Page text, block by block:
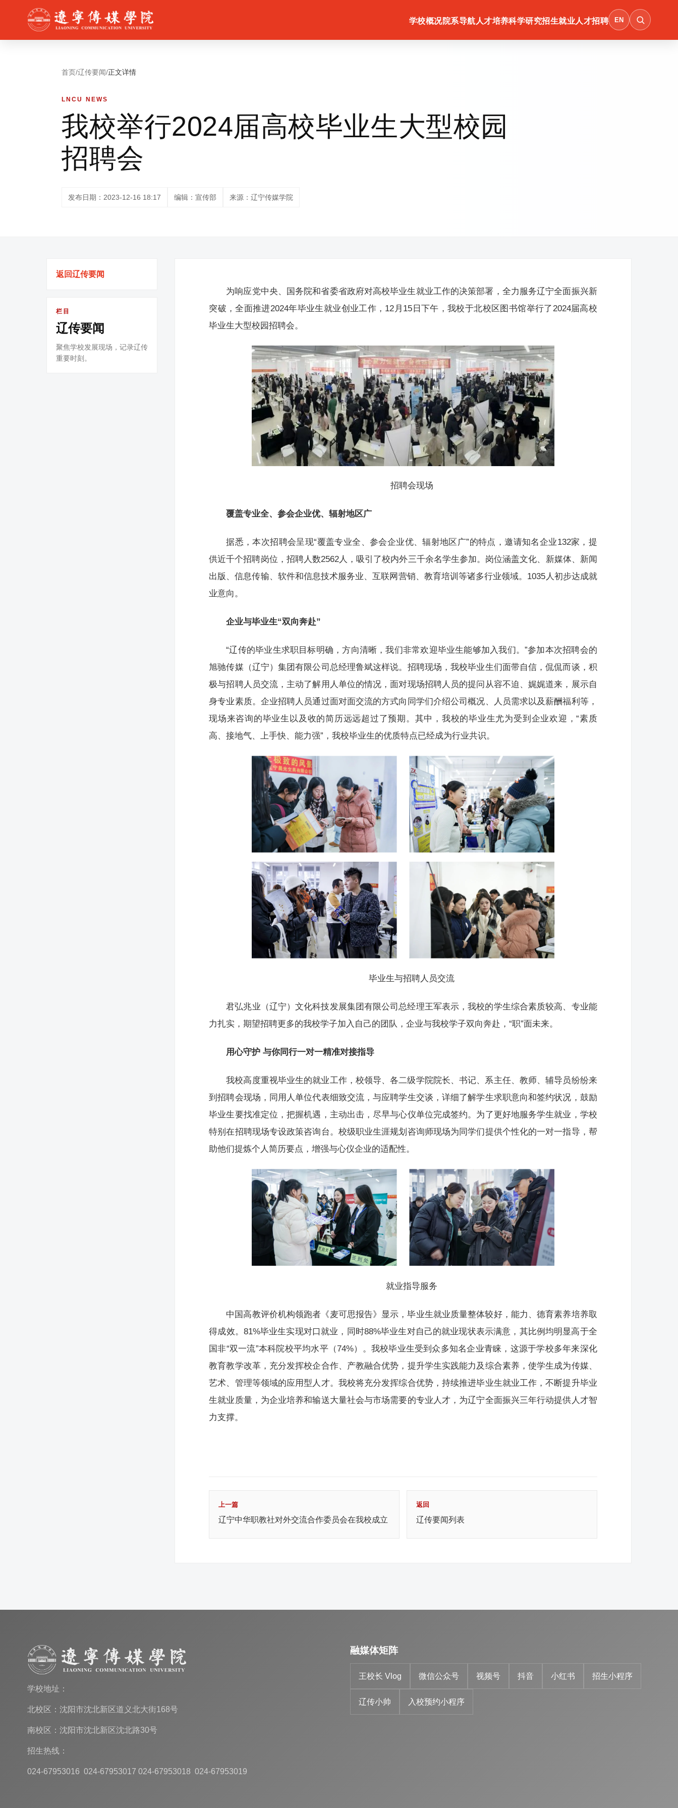
学校概况院系导航 人才培养科学研究招生就业人才招聘 EN
首页/辽传要闻/正文详情
LNCU NEWS
我校举行2024届高校毕业生大型校园
招聘会
发布日期：2023-12-16 18:17 编辑：宣传部 来源：辽宁传媒学院
返回辽传要闻
栏目
辽传要闻
聚焦学校发展现场，记录辽传
重要时刻。
为响应党中央、国务院和省委省政府对高校毕业生就业工作的决策部署，全力服务辽宁全面振兴新
突破，全面推进2024年毕业生就业创业工作，12月15日下午，我校于北校区图书馆举行了2024届高校
毕业生大型校园招聘会。
招聘会现场
覆盖专业全、参会企业优、辐射地区广
据悉，本次招聘会呈现“覆盖专业全、参会企业优、辐射地区广”的特点，邀请知名企业132家，提
供近千个招聘岗位，招聘人数2562人，吸引了校内外三千余名学生参加。岗位涵盖文化、新媒体、新闻
出版、信息传输、软件和信息技术服务业、互联网营销、教育培训等诸多行业领域。1035人初步达成就
业意向。
企业与毕业生“双向奔赴”
“辽传的毕业生求职目标明确，方向清晰，我们非常欢迎毕业生能够加入我们。”参加本次招聘会的
旭驰传媒（辽宁）集团有限公司总经理鲁斌这样说。招聘现场，我校毕业生们面带自信，侃侃而谈，积
极与招聘人员交流，主动了解用人单位的情况，面对现场招聘人员的提问从容不迫、娓娓道来，展示自
身专业素质。企业招聘人员通过面对面交流的方式向同学们介绍公司概况、人员需求以及薪酬福利等，
现场来咨询的毕业生以及收的简历远远超过了预期。其中，我校的毕业生尤为受到企业欢迎，“素质
高、接地气、上手快、能力强”，我校毕业生的优质特点已经成为行业共识。
毕业生与招聘人员交流
君弘兆业（辽宁）文化科技发展集团有限公司总经理王军表示，我校的学生综合素质较高、专业能
力扎实，期望招聘更多的我校学子加入自己的团队，企业与我校学子双向奔赴，“职”面未来。
用心守护 与你同行一对一精准对接指导
我校高度重视毕业生的就业工作，校领导、各二级学院院长、书记、系主任、教师、辅导员纷纷来
到招聘会现场，同用人单位代表细致交流，与应聘学生交谈，详细了解学生求职意向和签约状况，鼓励
毕业生要找准定位，把握机遇，主动出击，尽早与心仪单位完成签约。为了更好地服务学生就业，学校
特别在招聘现场专设政策咨询台。校级职业生涯规划咨询师现场为同学们提供个性化的一对一指导，帮
助他们提炼个人简历要点，增强与心仪企业的适配性。
就业指导服务
中国高教评价机构领跑者《麦可思报告》显示，毕业生就业质量整体较好，能力、德育素养培养取
得成效。81%毕业生实现对口就业，同时88%毕业生对自己的就业现状表示满意，其比例均明显高于全
国非“双一流”本科院校平均水平（74%）。我校毕业生受到众多知名企业青睐，这源于学校多年来深化
教育教学改革，充分发挥校企合作、产教融合优势，提升学生实践能力及综合素养，使学生成为传媒、
艺术、管理等领域的应用型人才。我校将充分发挥综合优势，持续推进毕业生就业工作，不断提升毕业
生就业质量，为企业培养和输送大量社会与市场需要的专业人才，为辽宁全面振兴三年行动提供人才智
力支撑。
上一篇
辽宁中华职教社对外交流合作委员会在我校成立
返回
辽传要闻列表
学校地址：
北校区：沈阳市沈北新区道义北大街168号
南校区：沈阳市沈北新区沈北路30号
招生热线：
024-67953016 024-67953017 024-67953018 024-67953019
融媒体矩阵
王校长 Vlog 微信公众号 视频号 抖音 小红书 招生小程序
辽传小帅 入校预约小程序